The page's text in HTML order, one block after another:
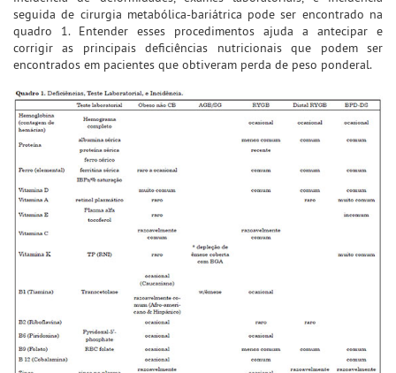
seguida de cirurgia metabólica-bariátrica pode ser encontrado na
quadro 1. Entender esses procedimentos ajuda a antecipar e
corrigir as principais deficiências nutricionais que podem ser
encontrados em pacientes que obtiveram perda de peso ponderal.